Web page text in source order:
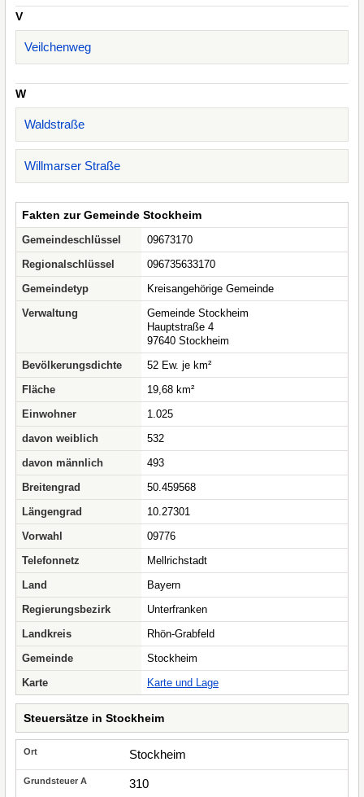
V
Veilchenweg
W
Waldstraße
Willmarser Straße
Fakten zur Gemeinde Stockheim
Gemeindeschlüssel
09673170
Regionalschlüssel
096735633170
Gemeindetyp
Kreisangehörige Gemeinde
Verwaltung
Gemeinde Stockheim
Hauptstraße 4
97640 Stockheim
Bevölkerungsdichte
52 Ew. je km²
Fläche
19,68 km²
Einwohner
1.025
davon weiblich
532
davon männlich
493
Breitengrad
50.459568
Längengrad
10.27301
Vorwahl
09776
Telefonnetz
Mellrichstadt
Land
Bayern
Regierungsbezirk
Unterfranken
Landkreis
Rhön-Grabfeld
Gemeinde
Stockheim
Karte
Karte und Lage
Steuersätze in Stockheim
Stockheim
310